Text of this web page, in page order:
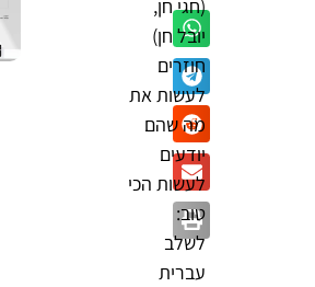
(חגי חן,
יובל חן)
חוזרים
לעשות את
מה שהם
יודעים
לעשות הכי
טוב:
לשלב
עברית